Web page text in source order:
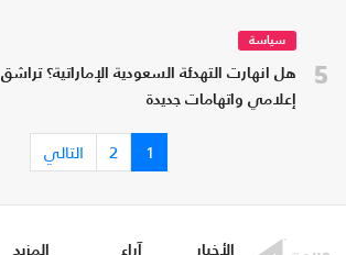
5
سياسة
هل انهارت التهدئة السعودية الإماراتية؟ تراشق
إعلامي واتهامات جديدة
1
2 التالي
الأخبار آراء المزيد